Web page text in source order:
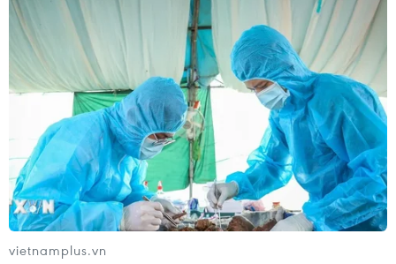
Kinh tế toàn cầu giảm tốc sẽ tác động tới
Việt Nam trong dài hạn
29/04/2019 02:36
Phóng viên TTXVN đã phỏng vấn Tiến sỹ Trần Toàn
Thắng về những nguyên nhân khiến nền kinh tế thế giới
năm 2019 giảm tốc và những tác động tới kinh tế Việt
Nam.
vietnamplus.vn